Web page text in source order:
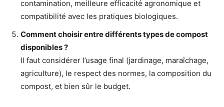
contamination, meilleure efficacité agronomique et
compatibilité avec les pratiques biologiques.
Comment choisir entre différents types de compost
disponibles ?
Il faut considérer l’usage final (jardinage, maraîchage,
agriculture), le respect des normes, la composition du
compost, et bien sûr le budget.